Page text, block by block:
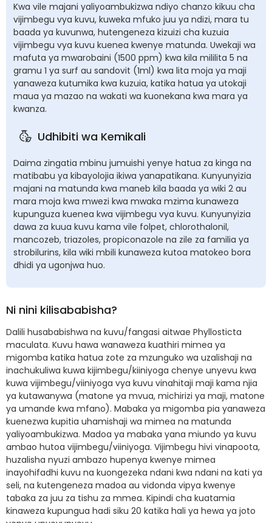
Kwa vile majani yaliyoambukizwa ndiyo chanzo kikuu cha
vijimbegu vya kuvu, kuweka mfuko juu ya ndizi, mara tu
baada ya kuvunwa, hutengeneza kizuizi cha kuzuia
vijimbegu vya kuvu kuenea kwenye matunda. Uwekaji wa
mafuta ya mwarobaini (1500 ppm) kwa kila mililita 5 na
gramu 1 ya surf au sandovit (1ml) kwa lita moja ya maji
yanaweza kutumika kwa kuzuia, katika hatua ya utokaji
maua ya mazao na wakati wa kuonekana kwa mara ya
kwanza.
Udhibiti wa Kemikali
Daima zingatia mbinu jumuishi yenye hatua za kinga na
matibabu ya kibayolojia ikiwa yanapatikana. Kunyunyizia
majani na matunda kwa maneb kila baada ya wiki 2 au
mara moja kwa mwezi kwa mwaka mzima kunaweza
kupunguza kuenea kwa vijimbegu vya kuvu. Kunyunyizia
dawa za kuua kuvu kama vile folpet, chlorothalonil,
mancozeb, triazoles, propiconazole na zile za familia ya
strobilurins, kila wiki mbili kunaweza kutoa matokeo bora
dhidi ya ugonjwa huo.
Ni nini kilisababisha?
Dalili husababishwa na kuvu/fangasi aitwae Phyllosticta
maculata. Kuvu hawa wanaweza kuathiri mimea ya
migomba katika hatua zote za mzunguko wa uzalishaji na
inachukuliwa kuwa kijimbegu/kiiniyoga chenye unyevu kwa
kuwa vijimbegu/viiniyoga vya kuvu vinahitaji maji kama njia
ya kutawanywa (matone ya mvua, michirizi ya maji, matone
ya umande kwa mfano). Mabaka ya migomba pia yanaweza
kuenezwa kupitia uhamishaji wa mimea na matunda
yaliyoambukizwa. Madoa ya mabaka yana miundo ya kuvu
ambao hutoa vijimbegu/viiniyoga. Vijimbegu hivi vinapoota,
huzalisha nyuzi ambazo hupenya kwenye mimea
inayohifadhi kuvu na kuongezeka ndani kwa ndani na kati ya
seli, na kutengeneza madoa au vidonda vipya kwenye
tabaka za juu za tishu za mmea. Kipindi cha kuatamia
kinaweza kupungua hadi siku 20 katika hali ya hewa ya joto